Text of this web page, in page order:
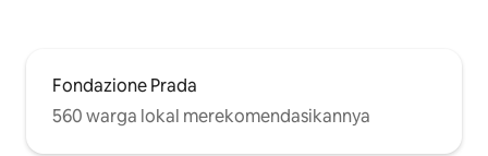
Fondazione Prada
560 warga lokal merekomendasikannya